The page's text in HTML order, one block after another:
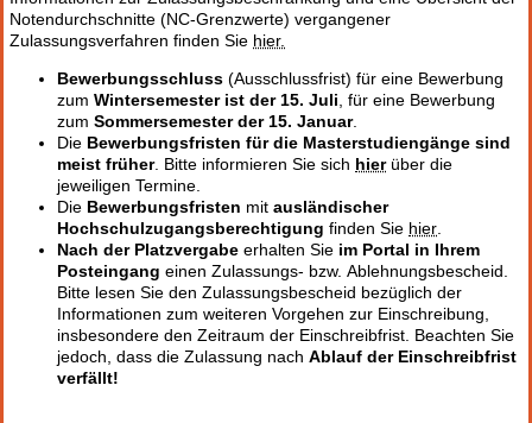
Notendurchschnitte (NC-Grenzwerte) vergangener
Zulassungsverfahren finden Sie hier.
Bewerbungsschluss (Ausschlussfrist) für eine Bewerbung
zum Wintersemester ist der 15. Juli , für eine Bewerbung
zum Sommersemester der 15. Januar.
Die Bewerbungsfristen für die Masterstudiengänge sind
meist früher. Bitte informieren Sie sich hierüber die
jeweiligen Termine.
Die Bewerbungsfristen mit ausländischer
Hochschulzugangsberechtigung finden Sie hier
Nach der Platzvergabe erhalten Sie im Portal in Ihrem
Posteingang einen Zulassungs- bzw. Ablehnungsbescheid.
Bitte lesen Sie den Zulassungsbescheid bezüglich der
Informationen zum weiteren Vorgehen zur Einschreibung,
insbesondere den Zeitraum der Einschreibfrist. Beachten Sie
jedoch, dass die Zulassung nach Ablauf der Einschreibfrist
verfällt!